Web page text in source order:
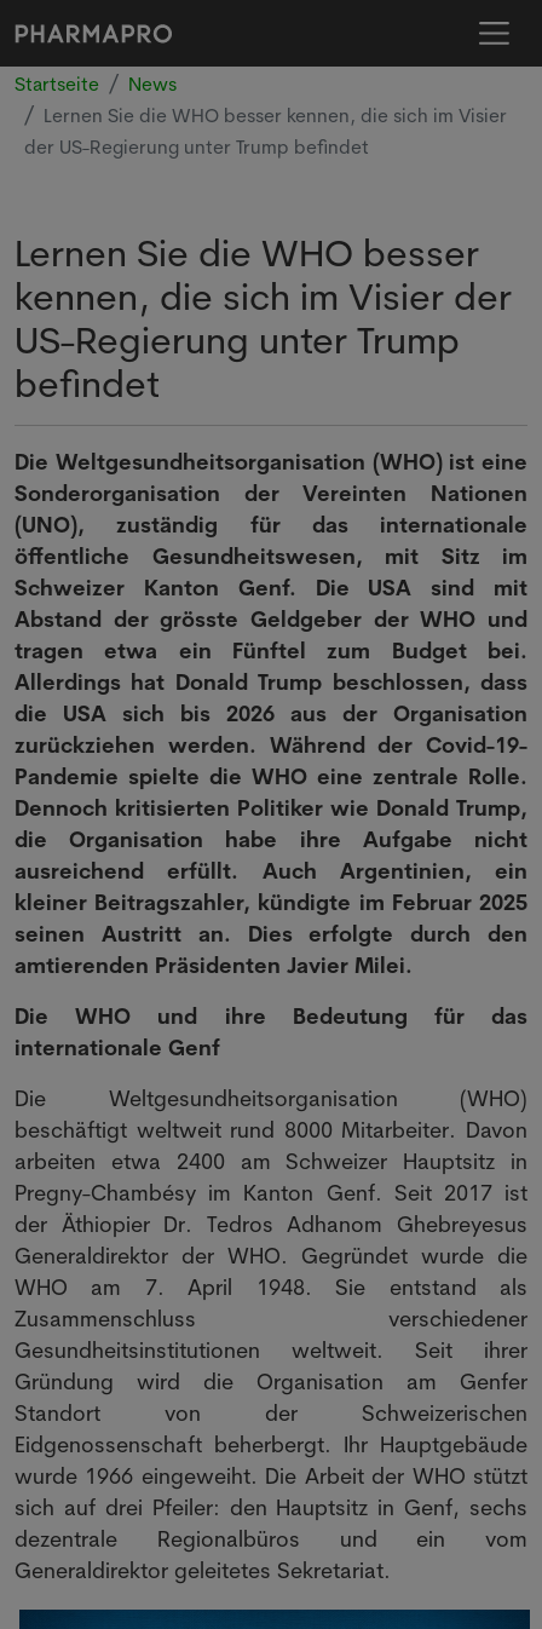
Startseite
News
Lernen Sie die WHO besser kennen, die sich im Visier
der US-Regierung unter Trump befindet
Lernen Sie die WHO besser
kennen, die sich im Visier der
US-Regierung unter Trump
befindet
Die Weltgesundheitsorganisation (WHO) ist eine
Sonderorganisation der Vereinten Nationen
(UNO), zuständig für das internationale
öffentliche Gesundheitswesen, mit Sitz im
Schweizer Kanton Genf. Die USA sind mit
Abstand der grösste Geldgeber der WHO und
tragen etwa ein Fünftel zum Budget bei.
Allerdings hat Donald Trump beschlossen, dass
die USA sich bis 2026 aus der Organisation
zurückziehen werden. Während der Covid-19-
Pandemie spielte die WHO eine zentrale Rolle.
Dennoch kritisierten Politiker wie Donald Trump,
die Organisation habe ihre Aufgabe nicht
ausreichend erfüllt. Auch Argentinien, ein
kleiner Beitragszahler, kündigte im Februar 2025
seinen Austritt an. Dies erfolgte durch den
amtierenden Präsidenten Javier Milei.
Die WHO und ihre Bedeutung für das
internationale Genf
Die Weltgesundheitsorganisation (WHO)
beschäftigt weltweit rund 8000 Mitarbeiter. Davon
arbeiten etwa 2400 am Schweizer Hauptsitz in
Pregny-Chambésy im Kanton Genf. Seit 2017 ist
der Äthiopier Dr. Tedros Adhanom Ghebreyesus
Generaldirektor der WHO. Gegründet wurde die
WHO am 7. April 1948. Sie entstand als
Zusammenschluss verschiedener
Gesundheitsinstitutionen weltweit. Seit ihrer
Gründung wird die Organisation am Genfer
Standort von der Schweizerischen
Eidgenossenschaft beherbergt. Ihr Hauptgebäude
wurde 1966 eingeweiht. Die Arbeit der WHO stützt
sich auf drei Pfeiler: den Hauptsitz in Genf, sechs
dezentrale Regionalbüros und ein vom
Generaldirektor geleitetes Sekretariat.